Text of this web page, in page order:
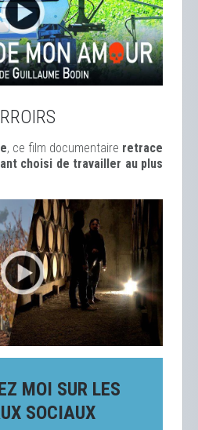
, ce film documentaire retrace
choisi de travailler au plus
MOI SUR LES
SOCIAUX